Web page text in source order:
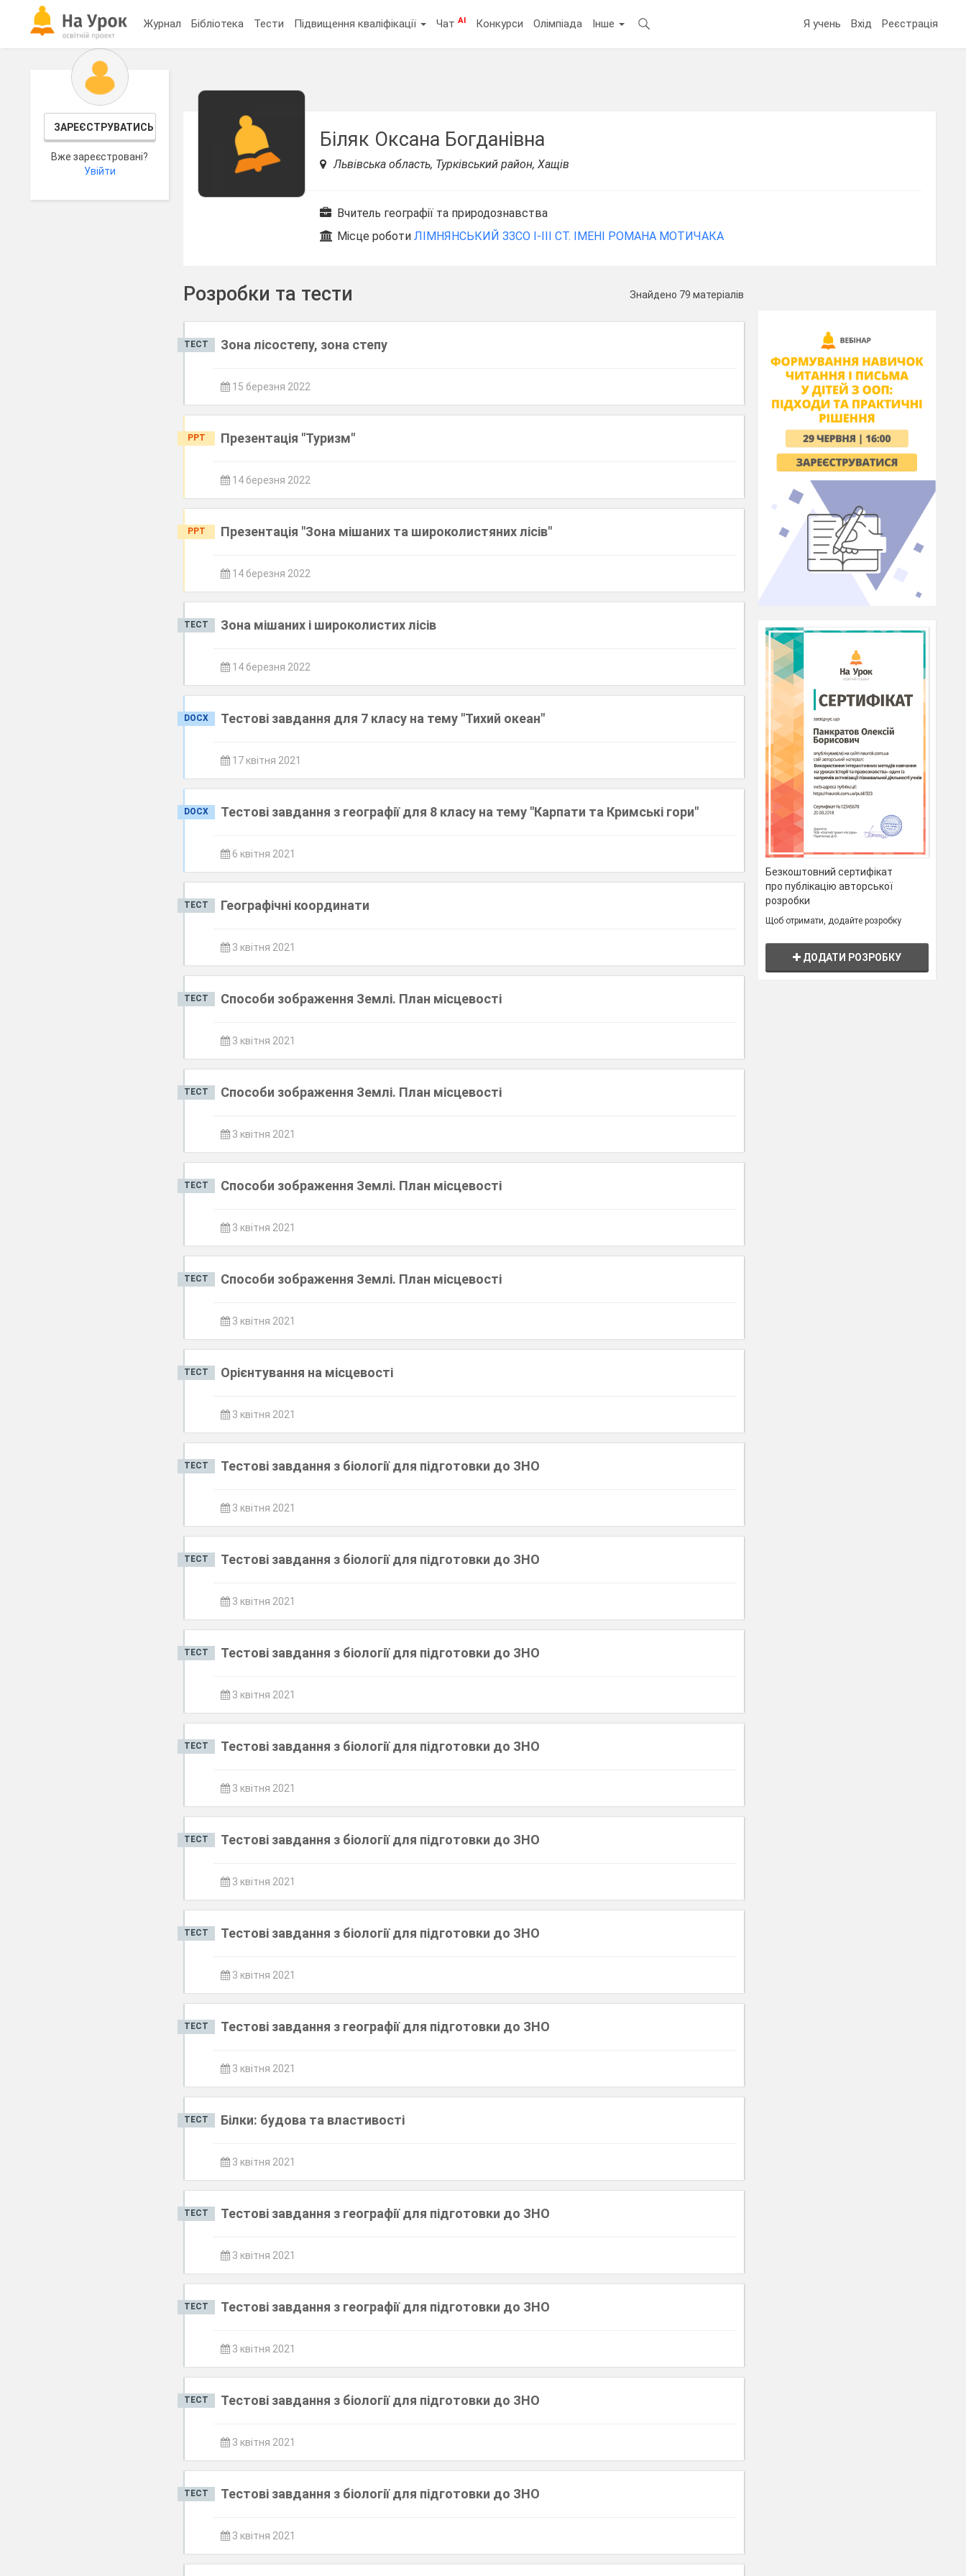
Журнал Бібліотека Тести Підвищення кваліфікації ЧатAI Конкурси Олімпіада Інше Я учень Вхід Реєстрація
ЗАРЕЄСТРУВАТИСЬ
Вже зареєстровані?
Увійти
Біляк Оксана Богданівна
Львівська область, Турківський район, Хащів
Вчитель географії та природознавства
Місце роботиЛІМНЯНСЬКИЙ ЗЗСО І-ІІІ СТ. ІМЕНІ РОМАНА МОТИЧАКА
Розробки та тести Знайдено 79 матеріалів
ТЕСТ Зона лісостепу, зона степу
15 березня 2022
PPT Презентація "Туризм"
14 березня 2022
PPT Презентація "Зона мішаних та широколистяних лісів"
14 березня 2022
ТЕСТ Зона мішаних і широколистих лісів
14 березня 2022
DOCX Тестові завдання для 7 класу на тему "Тихий океан"
17 квітня 2021
DOCX Тестові завдання з географії для 8 класу на тему "Карпати та Кримські гори"
6 квітня 2021
ТЕСТ Географічні координати
3 квітня 2021
ТЕСТ Способи зображення Землі. План місцевості
3 квітня 2021
ТЕСТ Способи зображення Землі. План місцевості
3 квітня 2021
ТЕСТ Способи зображення Землі. План місцевості
3 квітня 2021
ТЕСТ Способи зображення Землі. План місцевості
3 квітня 2021
ТЕСТ Орієнтування на місцевості
3 квітня 2021
ТЕСТ Тестові завдання з біології для підготовки до ЗНО
3 квітня 2021
ТЕСТ Тестові завдання з біології для підготовки до ЗНО
3 квітня 2021
ТЕСТ Тестові завдання з біології для підготовки до ЗНО
3 квітня 2021
ТЕСТ Тестові завдання з біології для підготовки до ЗНО
3 квітня 2021
ТЕСТ Тестові завдання з біології для підготовки до ЗНО
3 квітня 2021
ТЕСТ Тестові завдання з біології для підготовки до ЗНО
3 квітня 2021
ТЕСТ Тестові завдання з географії для підготовки до ЗНО
3 квітня 2021
ТЕСТ Білки: будова та властивості
3 квітня 2021
ТЕСТ Тестові завдання з географії для підготовки до ЗНО
3 квітня 2021
ТЕСТ Тестові завдання з географії для підготовки до ЗНО
3 квітня 2021
ТЕСТ Тестові завдання з біології для підготовки до ЗНО
3 квітня 2021
ТЕСТ Тестові завдання з біології для підготовки до ЗНО
3 квітня 2021
Безкоштовний сертифікат
про публікацію авторської
розробки
Щоб отримати, додайте розробку
ДОДАТИ РОЗРОБКУ